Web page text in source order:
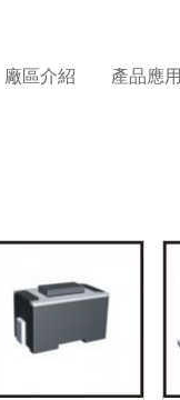
廠區介紹 產品應用